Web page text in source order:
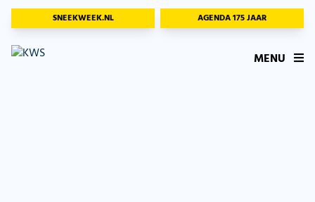
SNEEKWEEK.NL AGENDA 175 JAAR
MENU